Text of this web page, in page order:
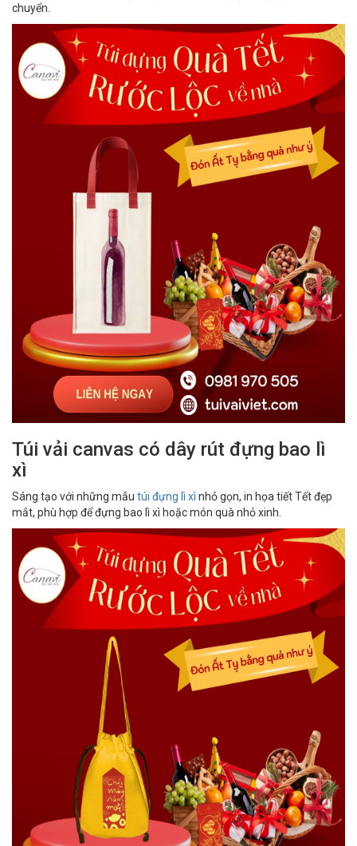
chuyển.
Túi vải canvas có dây rút đựng bao lì
xì
Sáng tạo với những mẫu túi đựng lì xì nhỏ gọn, in họa tiết Tết đẹp
mắt, phù hợp để đựng bao lì xì hoặc món quà nhỏ xinh.